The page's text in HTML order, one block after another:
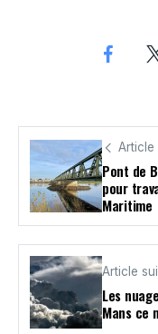
Article
Pont de
pour
Maritime
Article
Les
Mans ce